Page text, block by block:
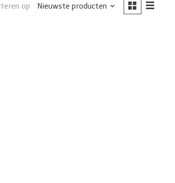
op Nieuwste producten